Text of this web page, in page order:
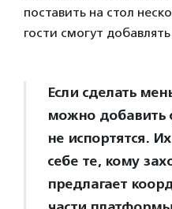
поставить на стол
гости смогут
Если сделать
можно добавить
не испортятся.
себе те, кому
предлагает